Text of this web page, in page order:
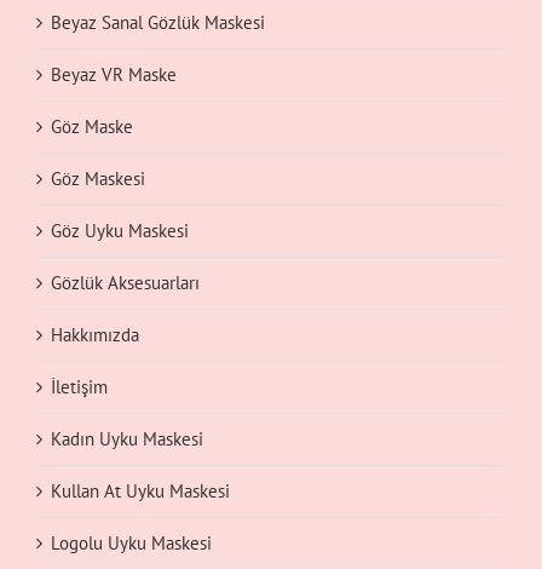
Beyaz Sanal Gözlük Maskesi
Beyaz VR Maske
Göz Maske
Göz Maskesi
Göz Uyku Maskesi
Gözlük Aksesuarları
Hakkımızda
İletişim
Kadın Uyku Maskesi
Kullan At Uyku Maskesi
Logolu Uyku Maskesi